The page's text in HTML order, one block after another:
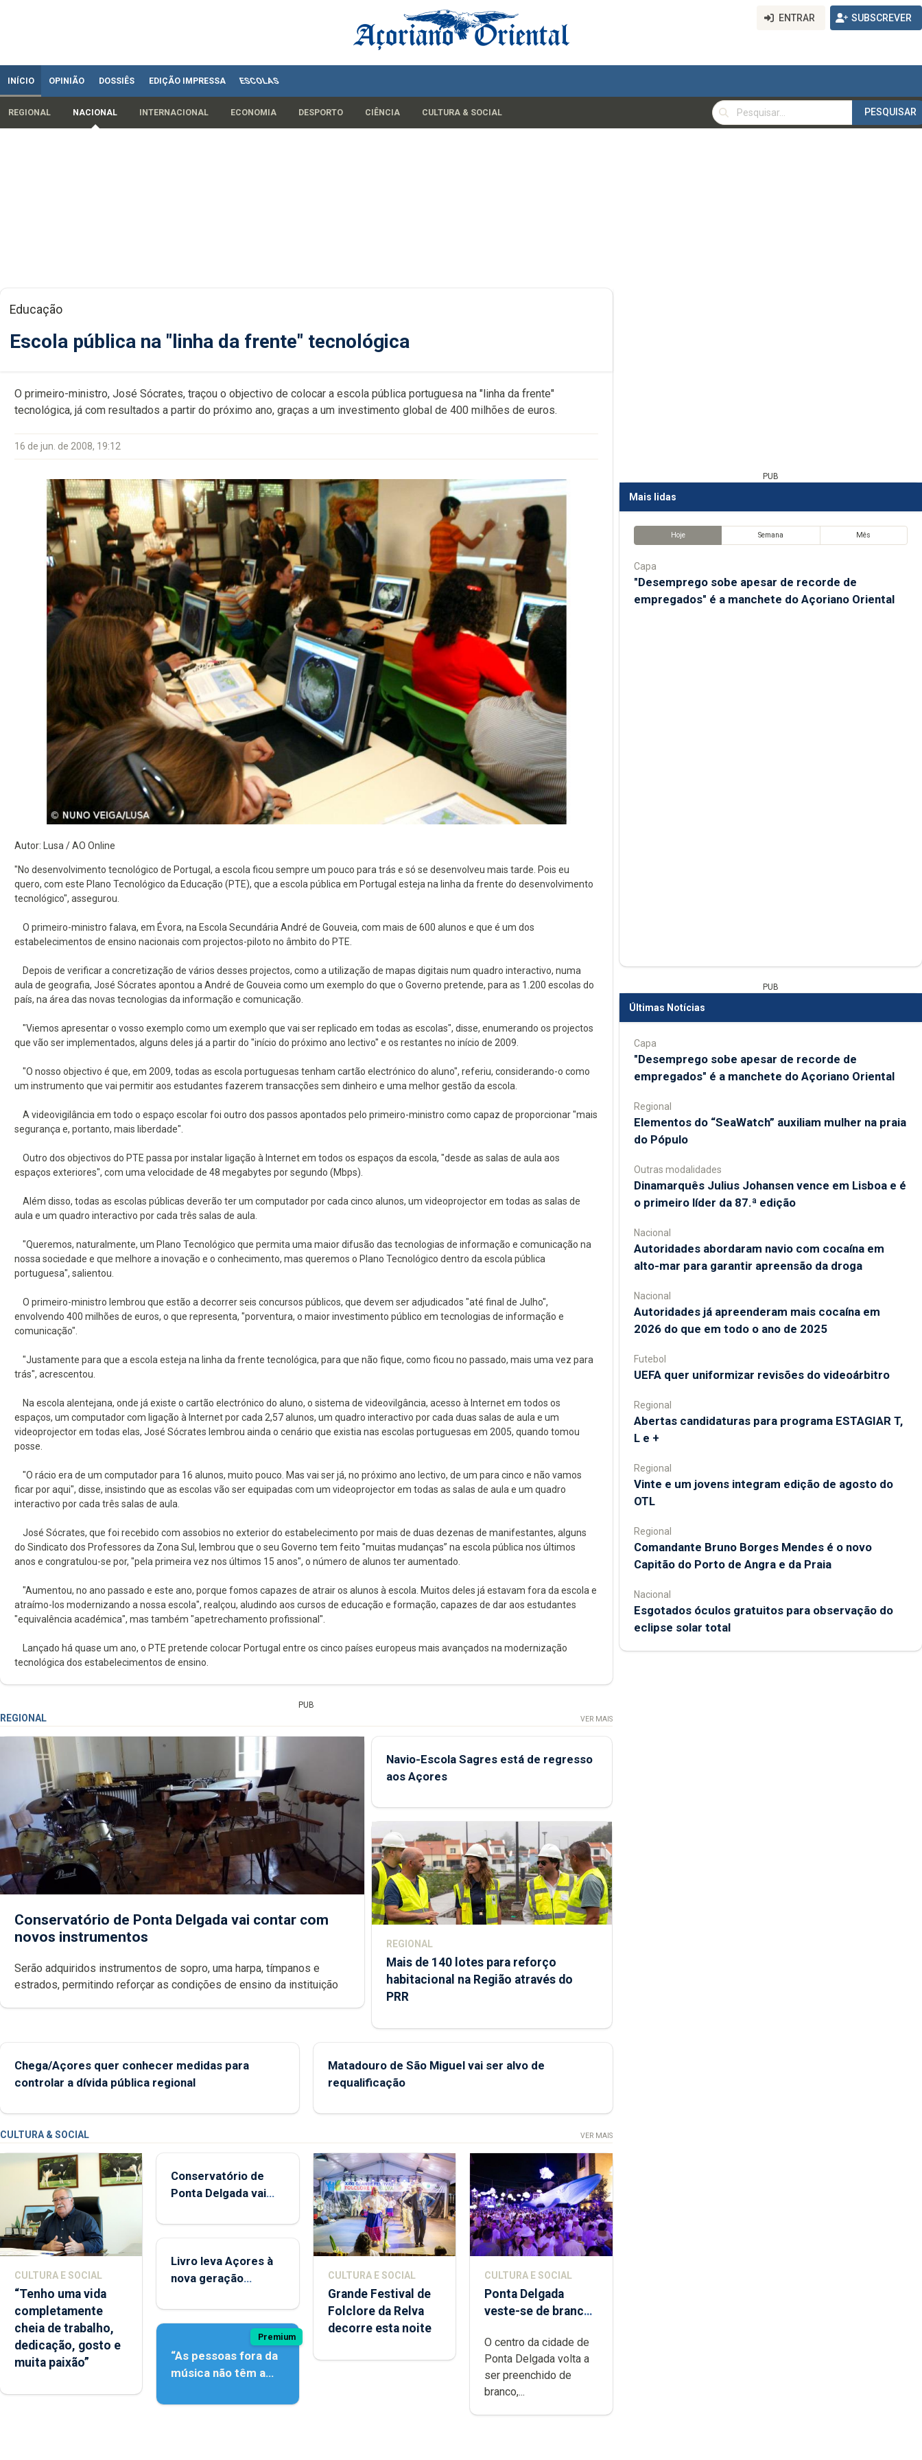
ENTRAR SUBSCREVER
INÍCIO OPINIÃO DOSSIÊS EDIÇÃO IMPRESSA ESCOLAS
REGIONAL NACIONAL INTERNACIONAL ECONOMIA DESPORTO CIÊNCIA CULTURA & SOCIAL
PESQUISAR
PESQUISAR
Educação
Escola pública na "linha da frente" tecnológica
O primeiro-ministro, José Sócrates, traçou o objectivo de colocar a escola pública portuguesa na "linha da frente"
tecnológica, já com resultados a partir do próximo ano, graças a um investimento global de 400 milhões de euros.
16 de jun. de 2008, 19:12
Autor: Lusa / AO Online
"No desenvolvimento tecnológico de Portugal, a escola ficou sempre um pouco para trás e só se desenvolveu mais tarde. Pois eu
quero, com este Plano Tecnológico da Educação (PTE), que a escola pública em Portugal esteja na linha da frente do desenvolvimento
tecnológico", assegurou.
O primeiro-ministro falava, em Évora, na Escola Secundária André de Gouveia, com mais de 600 alunos e que é um dos
estabelecimentos de ensino nacionais com projectos-piloto no âmbito do PTE.
Depois de verificar a concretização de vários desses projectos, como a utilização de mapas digitais num quadro interactivo, numa
aula de geografia, José Sócrates apontou a André de Gouveia como um exemplo do que o Governo pretende, para as 1.200 escolas do
país, na área das novas tecnologias da informação e comunicação.
"Viemos apresentar o vosso exemplo como um exemplo que vai ser replicado em todas as escolas", disse, enumerando os projectos
que vão ser implementados, alguns deles já a partir do "início do próximo ano lectivo" e os restantes no início de 2009.
"O nosso objectivo é que, em 2009, todas as escola portuguesas tenham cartão electrónico do aluno", referiu, considerando-o como
um instrumento que vai permitir aos estudantes fazerem transacções sem dinheiro e uma melhor gestão da escola.
A videovigilância em todo o espaço escolar foi outro dos passos apontados pelo primeiro-ministro como capaz de proporcionar "mais
segurança e, portanto, mais liberdade".
Outro dos objectivos do PTE passa por instalar ligação à Internet em todos os espaços da escola, "desde as salas de aula aos
espaços exteriores", com uma velocidade de 48 megabytes por segundo (Mbps).
Além disso, todas as escolas públicas deverão ter um computador por cada cinco alunos, um videoprojector em todas as salas de
aula e um quadro interactivo por cada três salas de aula.
"Queremos, naturalmente, um Plano Tecnológico que permita uma maior difusão das tecnologias de informação e comunicação na
nossa sociedade e que melhore a inovação e o conhecimento, mas queremos o Plano Tecnológico dentro da escola pública
portuguesa", salientou.
O primeiro-ministro lembrou que estão a decorrer seis concursos públicos, que devem ser adjudicados "até final de Julho",
envolvendo 400 milhões de euros, o que representa, "porventura, o maior investimento público em tecnologias de informação e
comunicação".
"Justamente para que a escola esteja na linha da frente tecnológica, para que não fique, como ficou no passado, mais uma vez para
trás", acrescentou.
Na escola alentejana, onde já existe o cartão electrónico do aluno, o sistema de videovilgância, acesso à Internet em todos os
espaços, um computador com ligação à Internet por cada 2,57 alunos, um quadro interactivo por cada duas salas de aula e um
videoprojector em todas elas, José Sócrates lembrou ainda o cenário que existia nas escolas portuguesas em 2005, quando tomou
posse.
"O rácio era de um computador para 16 alunos, muito pouco. Mas vai ser já, no próximo ano lectivo, de um para cinco e não vamos
ficar por aqui", disse, insistindo que as escolas vão ser equipadas com um videoprojector em todas as salas de aula e um quadro
interactivo por cada três salas de aula.
José Sócrates, que foi recebido com assobios no exterior do estabelecimento por mais de duas dezenas de manifestantes, alguns
do Sindicato dos Professores da Zona Sul, lembrou que o seu Governo tem feito "muitas mudanças” na escola pública nos últimos
anos e congratulou-se por, "pela primeira vez nos últimos 15 anos", o número de alunos ter aumentado.
"Aumentou, no ano passado e este ano, porque fomos capazes de atrair os alunos à escola. Muitos deles já estavam fora da escola e
atraímo-los modernizando a nossa escola", realçou, aludindo aos cursos de educação e formação, capazes de dar aos estudantes
"equivalência académica", mas também "apetrechamento profissional".
Lançado há quase um ano, o PTE pretende colocar Portugal entre os cinco países europeus mais avançados na modernização
tecnológica dos estabelecimentos de ensino.
PUB
REGIONAL VER MAIS
Conservatório de Ponta Delgada vai contar com
novos instrumentos
Serão adquiridos instrumentos de sopro, uma harpa, tímpanos e
estrados, permitindo reforçar as condições de ensino da instituição
Navio-Escola Sagres está de regresso
aos Açores
REGIONAL
Mais de 140 lotes para reforço
habitacional na Região através do
PRR
Chega/Açores quer conhecer medidas para
controlar a dívida pública regional
Matadouro de São Miguel vai ser alvo de
requalificação
CULTURA & SOCIAL VER MAIS
CULTURA E SOCIAL
“Tenho uma vida
completamente
cheia de trabalho,
dedicação, gosto e
muita paixão”
Conservatório de
Ponta Delgada vai
instrumentos
Livro leva Açores à
nova geração
Premium
“As pessoas fora da
música não têm a
é produzir uma
CULTURA E SOCIAL
Grande Festival de
Folclore da Relva
decorre esta noite
CULTURA E SOCIAL
Ponta Delgada
veste-se de branco
O centro da cidade de
Ponta Delgada volta a
ser preenchido de
branco,...
PUB
Mais lidas
Hoje Semana Mês
Capa
"Desemprego sobe apesar de recorde de
empregados" é a manchete do Açoriano Oriental
PUB
Últimas Notícias
Capa
"Desemprego sobe apesar de recorde de
empregados" é a manchete do Açoriano Oriental
Regional
​Elementos do “SeaWatch” auxiliam mulher na praia
do Pópulo
Outras modalidades
Dinamarquês Julius Johansen vence em Lisboa e é
o primeiro líder da 87.ª edição
Nacional
Autoridades abordaram navio com cocaína em
alto-mar para garantir apreensão da droga
Nacional
Autoridades já apreenderam mais cocaína em
2026 do que em todo o ano de 2025
Futebol
UEFA quer uniformizar revisões do videoárbitro
Regional
Abertas candidaturas para programa ESTAGIAR T,
L e +
Regional
Vinte e um jovens integram edição de agosto do
OTL
Regional
Comandante Bruno Borges Mendes é o novo
Capitão do Porto de Angra e da Praia
Nacional
Esgotados óculos gratuitos para observação do
eclipse solar total